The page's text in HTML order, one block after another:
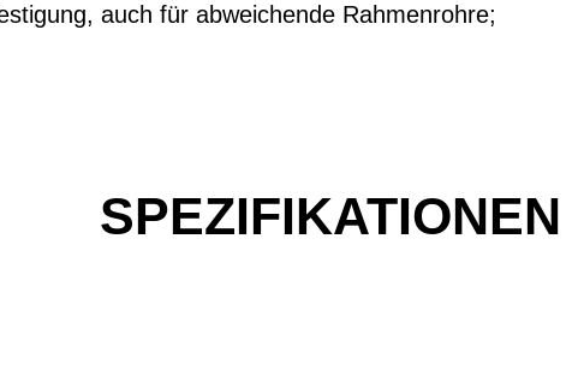
auch für abweichende Rahmenrohre;
SPEZIFIKATIONEN